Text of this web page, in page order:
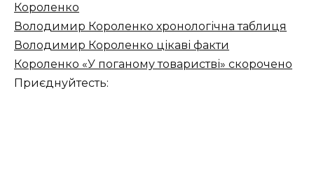
Короленко
Володимир Короленко хронологічна таблиця
Володимир Короленко цікаві факти
Короленко «У поганому товаристві» скорочено
Приєднуйтесть: